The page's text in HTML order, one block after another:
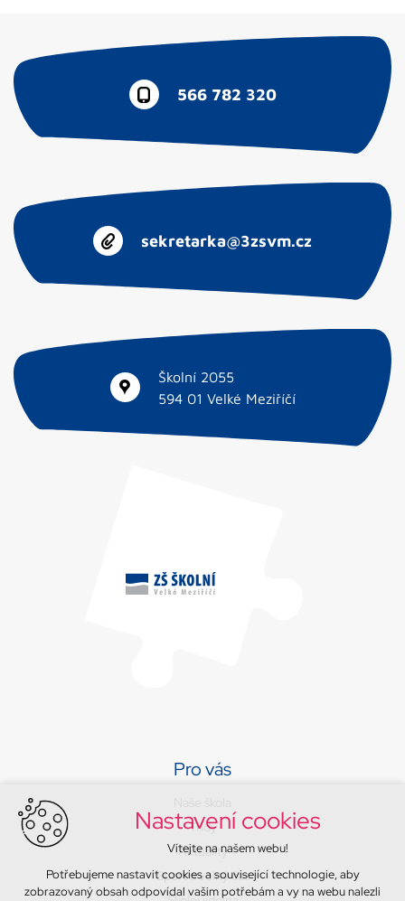
566 782 320
sekretarka@3zsvm.cz
Školní 2055
594 01 Velké Meziříčí
Pro vás
Třídy
Aktuality
Sport a volný čas
Nastavení cookies
Vítejte na našem webu!
Potřebujeme nastavit cookies a související technologie, aby
zobrazovaný obsah odpovídal vašim potřebám a vy na webu nalezli